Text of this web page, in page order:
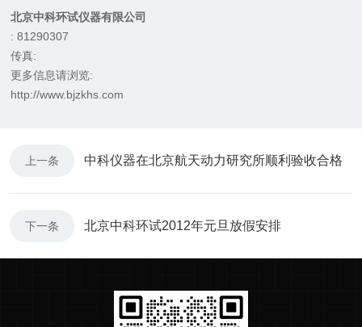
北京中科环试仪器有限公司
: 81290307
传真:
更多信息请浏览:
http://www.bjzkhs.com
上一条 中科仪器在北京航天动力研究所顺利验收合格
下一条 北京中科环试2012年元旦放假安排